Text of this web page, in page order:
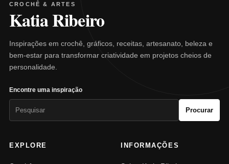
CROCHÊ & ARTES
Katia Ribeiro
Inspirações em crochê, gráficos, receitas, artesanato, beleza e
bem-estar para transformar criatividade em projetos cheios de
personalidade.
Encontre uma inspiração
Procurar
EXPLORE INFORMAÇÕES